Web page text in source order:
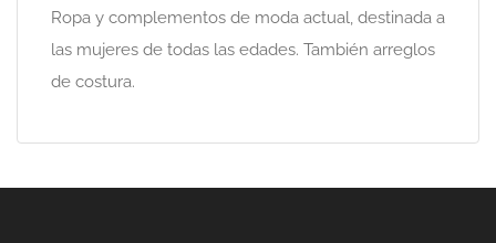
Ropa y complementos de moda actual, destinada a
las mujeres de todas las edades. También arreglos
de costura.